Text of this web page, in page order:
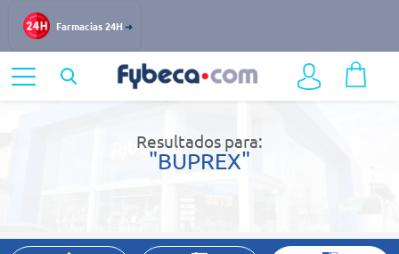
Farmacias 24H
Resultados de búsqueda
Resultados para:
"BUPREX"